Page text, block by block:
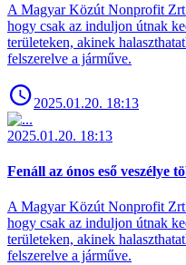
A Magyar Közút Nonprofit
hogy csak az induljon útnak
területeken, akinek
felszerelve a járműve.
2025.01.20. 18:13
2025.01.20. 18:13
Fenáll az ónos eső veszélye
A Magyar Közút Nonprofit
hogy csak az induljon útnak
területeken, akinek
felszerelve a járműve.